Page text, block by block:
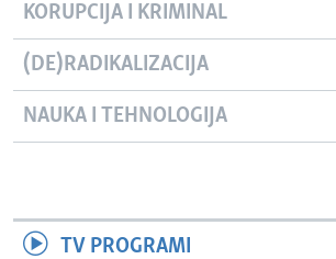
KORUPCIJA I KRIMINAL
(DE)RADIKALIZACIJA
NAUKA I TEHNOLOGIJA
TV PROGRAMI